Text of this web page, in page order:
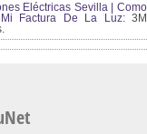
Eléctricas Sevilla | Como
Factura De La Luz:3M